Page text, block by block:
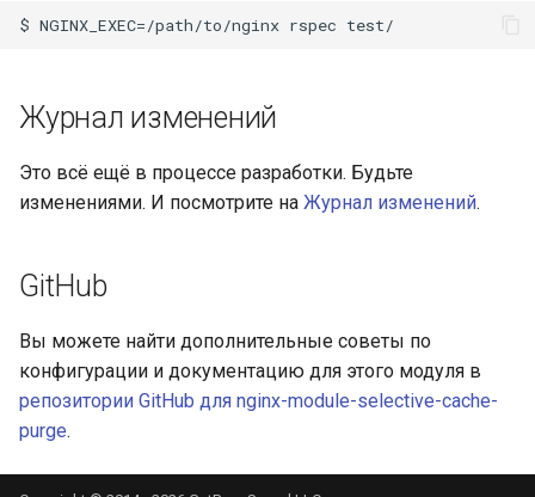
radixtree
redis-connector
redis-util
redis
repl
Журнал изменений
Это всё ещё в процессе разработки. Будьте
изменениями. И посмотрите на Журнал изменений.
GitHub
Вы можете найти дополнительные советы по
конфигурации и документацию для этого модуля в
репозитории GitHub для nginx-module-selective-cache-
purge.